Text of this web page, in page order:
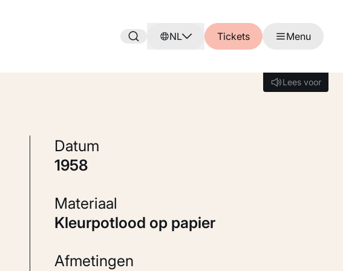
NL Tickets Menu
Lees voor
Lees voor
Datum
1958
Materiaal
Kleurpotlood op papier
Afmetingen